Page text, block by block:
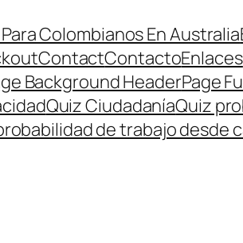
Colombianos En Australia
ContactContactoEnlaces
Background HeaderPage
Quiz CiudadaníaQuiz
de trabajo desde